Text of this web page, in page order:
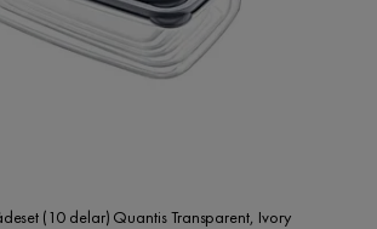
(10 delar) Quantis Transparent, Ivory